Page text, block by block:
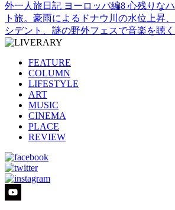
外一人旅日記 ヨーロッパ編8 心残りな
ト旅。豪雨によるドナウ川の水位上昇
シデント、謎の野外フェスで音楽を聴く
FEATURE
COLUMN
LIFESTYLE
ART
MUSIC
CINEMA
PLACE
REVIEW